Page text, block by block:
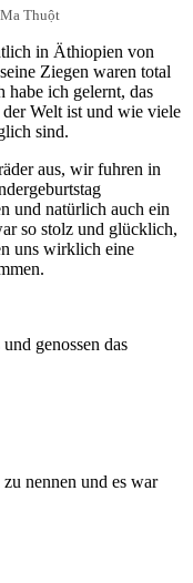
Thuột
in Äthiopien von
Ziegen waren total
habe ich gelernt, das
Welt ist und wie viele
sind.
aus, wir fuhren in
und natürlich auch ein
so stolz und glücklich,
uns wirklich eine
genossen das
nennen und es war